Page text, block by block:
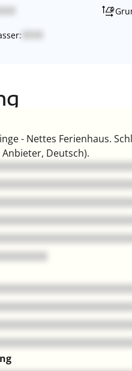
- Nettes Ferienhaus.
Deutsch).